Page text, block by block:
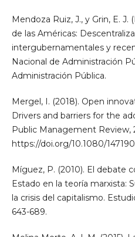
Mendoza Ruiz, J., y Grin, E. J.
de las Américas:
intergubernamentales y
Nacional de Administración
Administración Pública.
Mergel, I. (2018). Open
Drivers and barriers for the
Public Management Review,
https://doi.org/10.1080/
Míguez, P. (2010). El debate
Estado en la teoría marxista:
la crisis del capitalismo.
643-689.